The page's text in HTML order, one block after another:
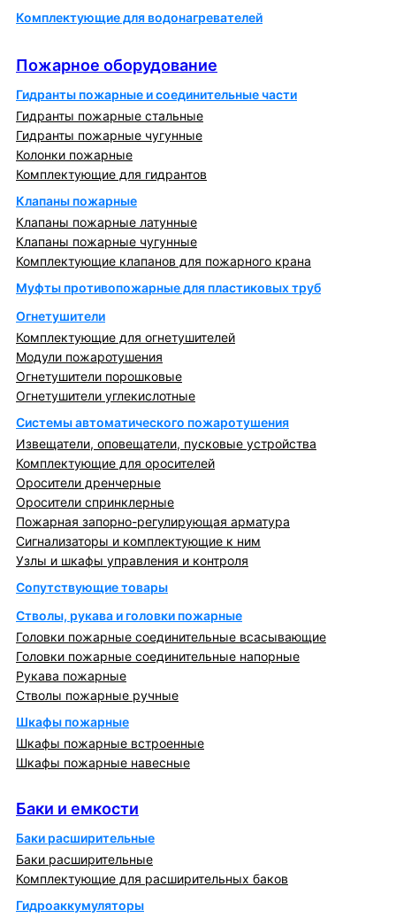
Комплектующие для водонагревателей
Пожарное оборудование
Гидранты пожарные и соединительные части
Гидранты пожарные стальные
Гидранты пожарные чугунные
Колонки пожарные
Комплектующие для гидрантов
Клапаны пожарные
Клапаны пожарные латунные
Клапаны пожарные чугунные
Комплектующие клапанов для пожарного крана
Муфты противопожарные для пластиковых труб
Огнетушители
Комплектующие для огнетушителей
Модули пожаротушения
Огнетушители порошковые
Огнетушители углекислотные
Системы автоматического пожаротушения
Извещатели, оповещатели, пусковые устройства
Комплектующие для оросителей
Оросители дренчерные
Оросители спринклерные
Пожарная запорно-регулирующая арматура
Сигнализаторы и комплектующие к ним
Узлы и шкафы управления и контроля
Сопутствующие товары
Стволы, рукава и головки пожарные
Головки пожарные соединительные всасывающие
Головки пожарные соединительные напорные
Рукава пожарные
Стволы пожарные ручные
Шкафы пожарные
Шкафы пожарные встроенные
Шкафы пожарные навесные
Баки и емкости
Баки расширительные
Баки расширительные
Комплектующие для расширительных баков
Гидроаккумуляторы